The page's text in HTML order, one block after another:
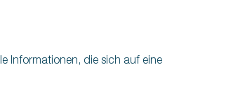
Informationen, die sich auf eine